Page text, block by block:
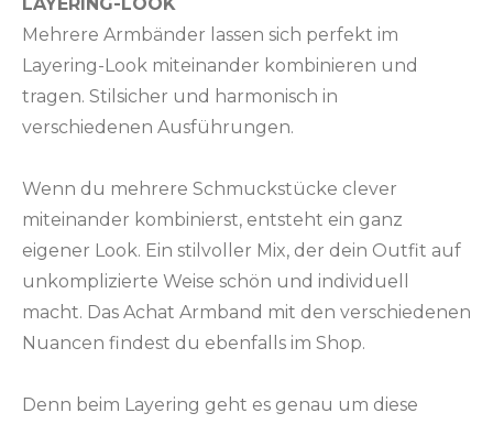
Mehrere Armbänder lassen sich perfekt im
Layering-Look miteinander kombinieren und
tragen. Stilsicher und harmonisch in
verschiedenen Ausführungen.
Wenn du mehrere Schmuckstücke clever
miteinander kombinierst, entsteht ein ganz
eigener Look. Ein stilvoller Mix, der dein Outfit auf
unkomplizierte Weise schön und individuell
macht. Das Achat Armband mit den verschiedenen
Nuancen findest du ebenfalls im Shop.
Denn beim Layering geht es genau um diese